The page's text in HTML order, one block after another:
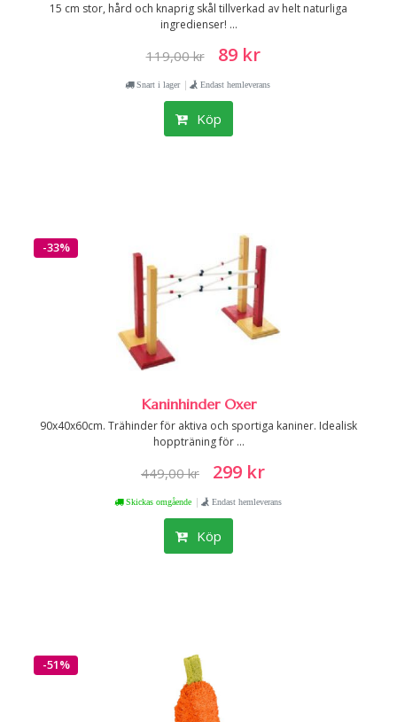
15 cm stor, hård och knaprig skål tillverkad av helt naturliga
ingredienser! ...
119,00 kr 89 kr
Snart i lager | Endast hemleverans
Köp
-33%
Kaninhinder Oxer
90x40x60cm. Trähinder för aktiva och sportiga kaniner. Idealisk
hoppträning för ...
449,00 kr 299 kr
Skickas omgående | Endast hemleverans
Köp
-51%